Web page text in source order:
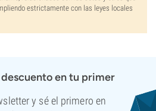
estrictamente con las leyes locales
descuento en tu primer
y sé el primero en